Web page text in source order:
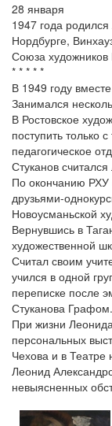
28 января
1947 года
Нордбурге,
Союза художников
* * * * *
В 1949 году
Занимался
В Ростовское
поступить только
педагогическое
Стуканов
По окончанию РХУ
друзьями-
Новоусманьской
Вернувшись в
художественной
Считал своим
учился в одной
переписке после
Стуканова Графом.
При жизни
персональных
Чехова и в Театре
Леонид
невыясненных